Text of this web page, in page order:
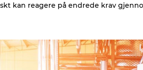
kan reagere på endrede krav